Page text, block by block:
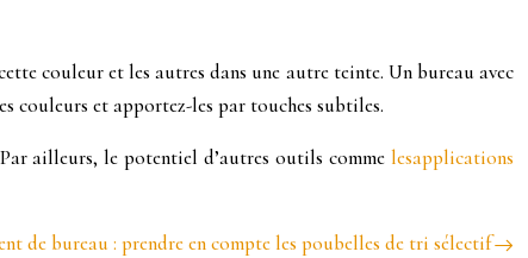
couleur et les autres dans une autre teinte. Un bureau avec
couleurs et apportez-les par touches subtiles.
ailleurs, le potentiel d’autres outils comme lesapplications
de bureau : prendre en compte les poubelles de tri sélectif